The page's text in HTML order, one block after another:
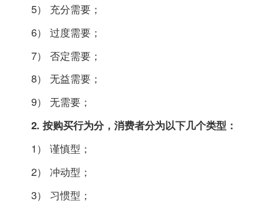
5） 充分需要；
6） 过度需要；
7） 否定需要；
8） 无益需要；
9） 无需要；
2. 按购买行为分，消费者分为以下几个类型：
1） 谨慎型；
2） 冲动型；
3） 习惯型；